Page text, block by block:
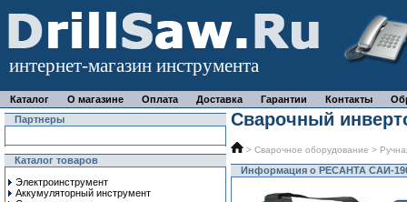
интернет-магазин инструмента
Каталог О магазине Оплата Доставка Гарантии Контакты
Партнеры
Каталог товаров
Электроинструмент
Аккумуляторный инструмент
Сварочный
> Сварочное оборудование >
Информация о РЕСАНТА САИ-